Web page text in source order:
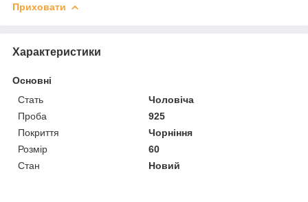
Приховати
Характеристики
Основні
Стать
Чоловіча
Проба
925
Покриття
Чорніння
Розмір
60
Стан
Новий